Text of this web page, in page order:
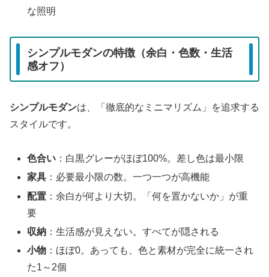
な照明
シンプルモダンの特徴（余白・色数・生活
感オフ）
シンプルモダンは、「徹底的なミニマリズム」を追求する
スタイルです。
色合い ：白黒グレーがほぼ100%。差し色は最小限
家具 ：必要最小限の数。一つ一つが高機能
配置 ：余白が何より大切。「何を置かないか」が重
要
収納 ：生活感が見えない。すべてが隠される
小物 ：ほぼ0。あっても、色と素材が完全に統一され
た1～2個